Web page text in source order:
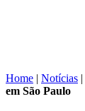
Home | Notícias |
em São Paulo